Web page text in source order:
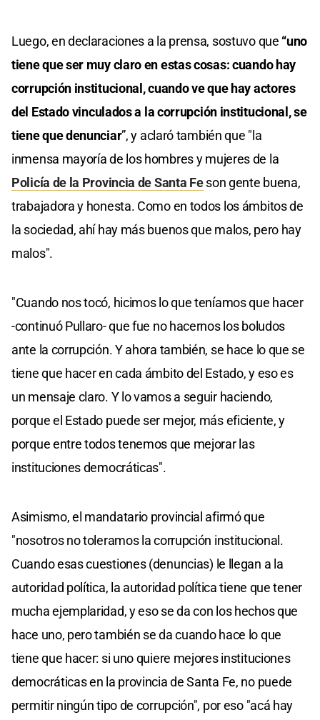
Luego, en declaraciones a la prensa, sostuvo que “uno
tiene que ser muy claro en estas cosas: cuando hay
corrupción institucional, cuando ve que hay actores
del Estado vinculados a la corrupción institucional, se
tiene que denunciar”, y aclaró también que "la
inmensa mayoría de los hombres y mujeres de la
Policía de la Provincia de Santa Feson gente buena,
trabajadora y honesta. Como en todos los ámbitos de
la sociedad, ahí hay más buenos que malos, pero hay
malos".
"Cuando nos tocó, hicimos lo que teníamos que hacer
-continuó Pullaro- que fue no hacernos los boludos
ante la corrupción. Y ahora también, se hace lo que se
tiene que hacer en cada ámbito del Estado, y eso es
un mensaje claro. Y lo vamos a seguir haciendo,
porque el Estado puede ser mejor, más eficiente, y
porque entre todos tenemos que mejorar las
instituciones democráticas".
Asimismo, el mandatario provincial afirmó que
"nosotros no toleramos la corrupción institucional.
Cuando esas cuestiones (denuncias) le llegan a la
autoridad política, la autoridad política tiene que tener
mucha ejemplaridad, y eso se da con los hechos que
hace uno, pero también se da cuando hace lo que
tiene que hacer: si uno quiere mejores instituciones
democráticas en la provincia de Santa Fe, no puede
permitir ningún tipo de corrupción", por eso "acá hay